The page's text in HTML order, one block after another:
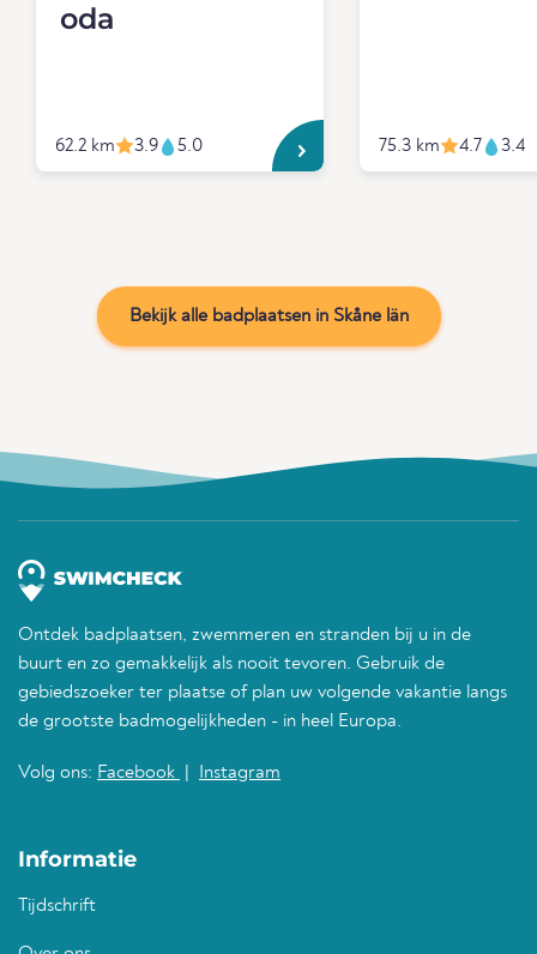
oda
62.2 km 3.9 5.0 75.3 km 4.7 3.4
Bekijk alle badplaatsen in Skåne län
Ontdek badplaatsen, zwemmeren en stranden bij u in de
buurt en zo gemakkelijk als nooit tevoren. Gebruik de
gebiedszoeker ter plaatse of plan uw volgende vakantie langs
de grootste badmogelijkheden - in heel Europa.
Volg ons: Facebook Instagram
Informatie
Tijdschrift